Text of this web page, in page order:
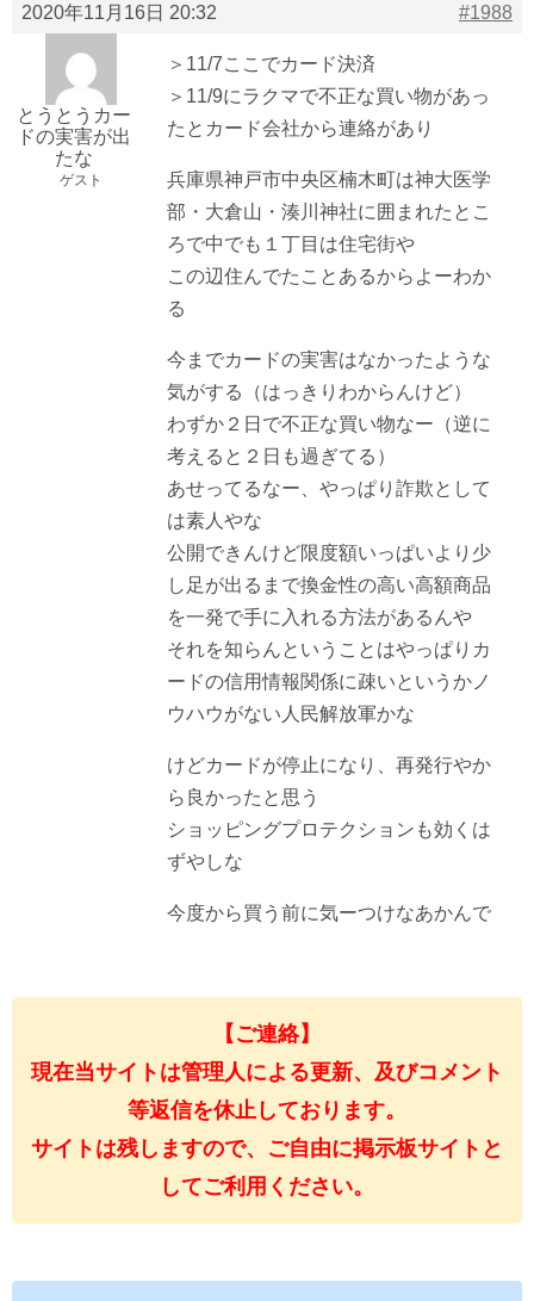
2020年11月16日 20:32 #1988
とうとうカー
ドの実害が出
たな
ゲスト
＞11/7ここでカード決済
＞11/9にラクマで不正な買い物があっ
たとカード会社から連絡があり
兵庫県神戸市中央区楠木町は神大医学
部・大倉山・湊川神社に囲まれたとこ
ろで中でも１丁目は住宅街や
この辺住んでたことあるからよーわか
る
今までカードの実害はなかったような
気がする（はっきりわからんけど）
わずか２日で不正な買い物なー（逆に
考えると２日も過ぎてる）
あせってるなー、やっぱり詐欺として
は素人やな
公開できんけど限度額いっぱいより少
し足が出るまで換金性の高い高額商品
を一発で手に入れる方法があるんや
それを知らんということはやっぱりカ
ードの信用情報関係に疎いというかノ
ウハウがない人民解放軍かな
けどカードが停止になり、再発行やか
ら良かったと思う
ショッピングプロテクションも効くは
ずやしな
今度から買う前に気ーつけなあかんで
【ご連絡】
現在当サイトは管理人による更新、及びコメント
等返信を休止しております。
サイトは残しますので、ご自由に掲示板サイトと
してご利用ください。